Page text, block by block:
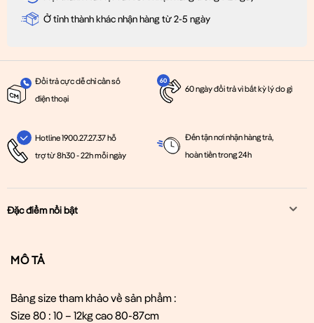
Ở tỉnh thành khác nhận hàng từ 2-5 ngày
Đổi trả cực dễ chỉ cần số
điện thoại
60 ngày đổi trả vì bất kỳ lý do gì
Hotline 1900.27.27.37 hỗ
trợ từ 8h30 - 22h mỗi ngày
Đến tận nơi nhận hàng trả,
hoàn tiền trong 24h
Đặc điểm nổi bật
MÔ TẢ
Bảng size tham khảo về sản phẩm :
Size 80 : 10 – 12kg cao 80-87cm